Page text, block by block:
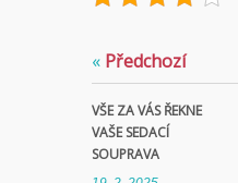
« Předchozí
VŠE ZA VÁS ŘEKNE
VAŠE SEDACÍ
SOUPRAVA